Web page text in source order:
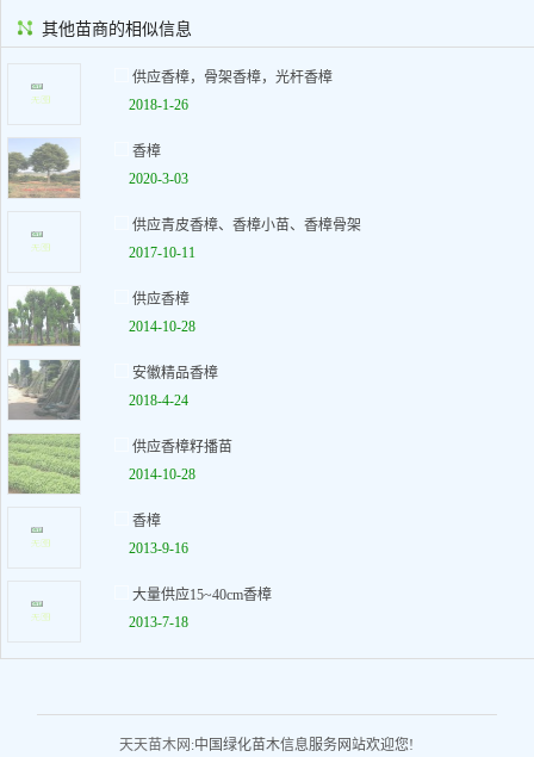
其他苗商的相似信息
供应香樟，骨架香樟，光杆香樟
2018-1-26
香樟
2020-3-03
供应青皮香樟、香樟小苗、香樟骨架
2017-10-11
供应香樟
2014-10-28
安徽精品香樟
2018-4-24
供应香樟籽播苗
2014-10-28
香樟
2013-9-16
大量供应15~40cm香樟
2013-7-18
天天苗木网 :中国绿化苗木信息服务网站欢迎您!